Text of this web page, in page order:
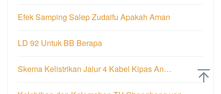
Efek Samping Salep Zudaifu Apakah Aman
LD 92 Untuk BB Berapa
Skema Kelistrikan Jalur 4 Kabel Kipas An…